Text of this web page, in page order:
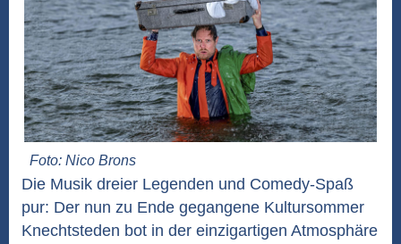
Foto: Nico Brons
Die Musik dreier Legenden und Comedy-Spaß
pur: Der nun zu Ende gegangene Kultursommer
Knechtsteden bot in der einzigartigen Atmosphäre